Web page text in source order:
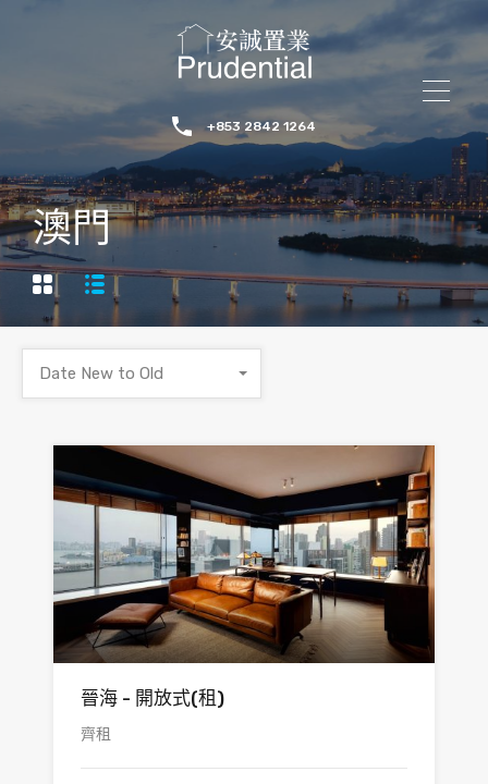
+853 2842 1264
澳門
Date New to Old
晉海 - 開放式(租)
齊租